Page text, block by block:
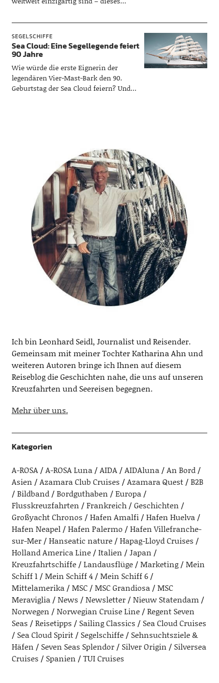
den Bann gezogen. Ein
Kreuzfahrtziel mit Fernweh-Garantie.
SEGELSCHIFFE
Sea Cloud: Eine Segellegende feiert
90 Jahre
Wie würde die erste Eignerin der
legendären Vier-Mast-Bark den 90.
Geburtstag der Sea Cloud feiern? Und
Ich bin Leonhard Seidl, Journalist und Reisender.
Gemeinsam mit meiner Tochter Katharina Ahn und
weiteren Autoren bringe ich Ihnen auf diesem
Reiseblog die Geschichten nahe, die uns auf unseren
Kreuzfahrten und Seereisen begegnen.
Mehr über uns.
Kategorien
A-ROSA A-ROSA Luna AIDA AIDAluna
An Bord
Asien
Azamara Club Cruises Azamara Quest
B2B
Bildband
Bordguthaben
Europa
Flusskreuzfahrten
Frankreich
Geschichten
Großyacht Chronos
Hafen Amalfi
Hafen Huelva
Hafen Neapel
Hafen Palermo
Hafen Villefranche-
sur-Mer
Hanseatic nature
Hapag-Lloyd Cruises
Holland America Line
Italien
Japan
Kreuzfahrtschiffe
Landausflüge Marketing
Mein
Schiff 1
Mein Schiff 4
Mein Schiff 6
Mittelamerika
MSC MSC Grandiosa
MSC
Meraviglia
News Newsletter
Nieuw Statendam
Norwegen
Norwegian Cruise Line
Regent Seven
Seas
Reisetipps Sailing Classics
Sea Cloud Cruises
Sea Cloud Spirit
Segelschiffe
Sehnsuchtsziele &
Häfen
Seven Seas Splendor Silver Origin
Silversea
Cruises
Spanien TUI Cruises